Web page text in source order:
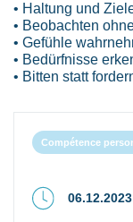
• Haltung und
• Beobachten
• Gefühle
• Bedürfnisse
• Bitten statt
Compétence